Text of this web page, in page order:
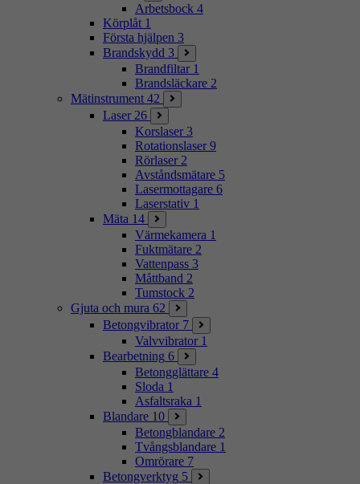
Arbetsbock 4
Körplåt 1
Första hjälpen 3
Brandskydd 3
Brandfiltar 1
Brandsläckare 2
Mätinstrument 42
Laser 26
Korslaser 3
Rotationslaser 9
Rörlaser 2
Avståndsmätare 5
Lasermottagare 6
Laserstativ 1
Mäta 14
Värmekamera 1
Fuktmätare 2
Vattenpass 3
Måttband 2
Tumstock 2
Gjuta och mura 62
Betongvibrator 7
Valvvibrator 1
Bearbetning 6
Betongglättare 4
Sloda 1
Asfaltsraka 1
Blandare 10
Betongblandare 2
Tvångsblandare 1
Omrörare 7
Betongverktyg 5